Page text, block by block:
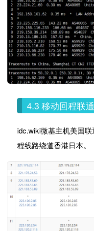
4.3 移动回程联
idc.wiki微基主机美国
程线路绕道香港日本。